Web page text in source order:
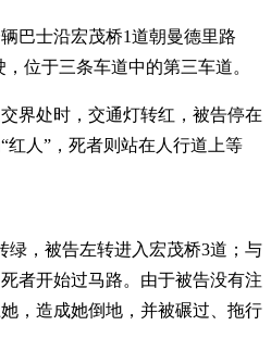
巴士沿宏茂桥1道朝曼德里路
，位于三条车道中的第三车道。
界处时，交通灯转红，被告停在
红人”，死者则站在人行道上等
绿，被告左转进入宏茂桥3道；与
者开始过马路。由于被告没有注
，造成她倒地，并被碾过、拖行